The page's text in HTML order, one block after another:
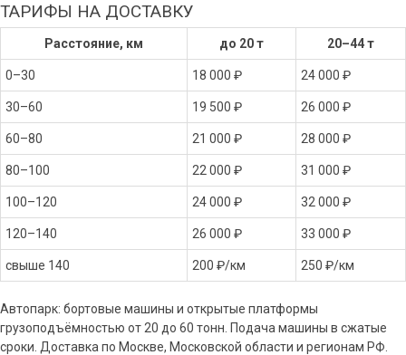
ТАРИФЫ НА ДОСТАВКУ
Расстояние, км до 20 т 20–44 т
0–30 18 000 ₽ 24 000 ₽
30–60 19 500 ₽ 26 000 ₽
60–80 21 000 ₽ 28 000 ₽
80–100 22 000 ₽ 31 000 ₽
100–120 24 000 ₽ 32 000 ₽
120–140 26 000 ₽ 33 000 ₽
свыше 140 200 ₽/км 250 ₽/км
Автопарк: бортовые машины и открытые платформы
грузоподъёмностью от 20 до 60 тонн. Подача машины в сжатые
сроки. Доставка по Москве, Московской области и регионам РФ.